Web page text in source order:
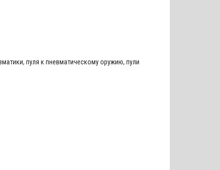
, пуля к пневматическому оружию, пули